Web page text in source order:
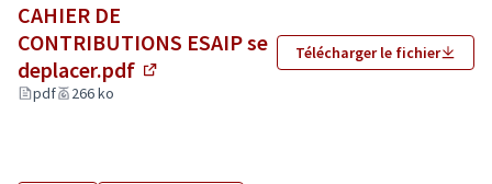
CAHIER DE
CONTRIBUTIONS ESAIP se
deplacer.pdf
pdf 266 ko
Télécharger le fichier